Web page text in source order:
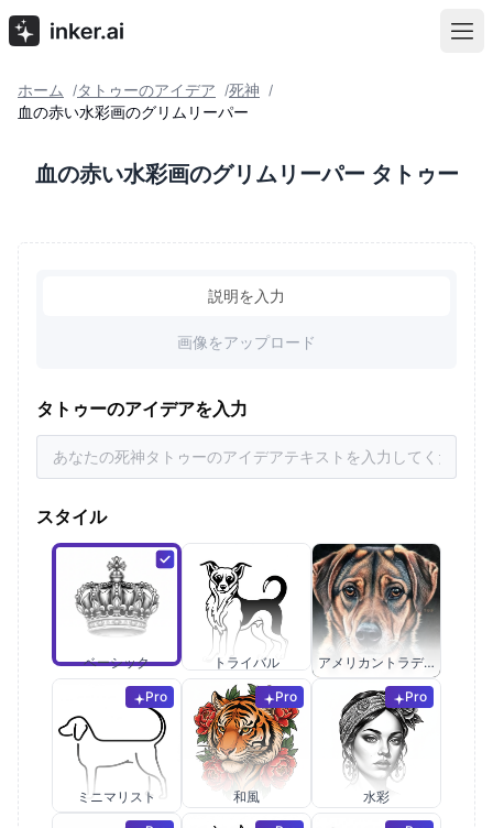
ホーム /タトゥーのアイデア /死神 /
血の赤い水彩画のグリムリーパー
血の赤い水彩画のグリムリーパー タトゥー
説明を入力
画像をアップロード
タトゥーのアイデアを入力
スタイル
ベーシック トライバル アメリカントラディショナル
Pro
ミニマリスト
Pro
和風
Pro
水彩